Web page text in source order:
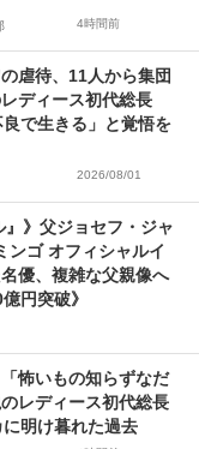
4時間前
虐待、11人から集団
ディース初代総長
良で生きる」と覚悟を
2026/08/01
』》父ジョセフ・ジャ
ンゴ オフィシャルイ
優、複雑な父親像へ
円突破》
怖いもの知らずなだ
レディース初代総長
に明け暮れた過去